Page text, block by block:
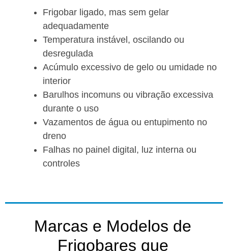
Frigobar ligado, mas sem gelar
adequadamente
Temperatura instável, oscilando ou
desregulada
Acúmulo excessivo de gelo ou umidade no
interior
Barulhos incomuns ou vibração excessiva
durante o uso
Vazamentos de água ou entupimento no
dreno
Falhas no painel digital, luz interna ou
controles
Marcas e Modelos de
Frigobares que